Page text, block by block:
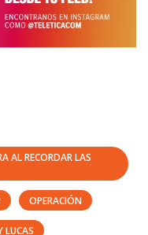
AL RECORDAR LAS
OPERACIÓN
LUCAS